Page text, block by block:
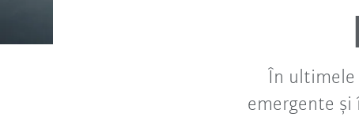
În ultimele
emergente și